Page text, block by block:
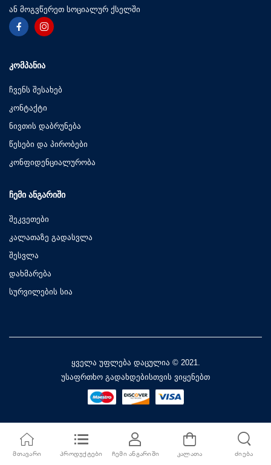
ან მოგვწერეთ სოციალურ ქსელში
ᲙᲝᲛᲞᲐᲜᲘᲐ
ჩვენს შესახებ
კონტაქტი
ნივთის დაბრუნება
წესები და პირობები
კონფიდენციალურობა
ᲩᲔᲛᲘ ᲐᲜᲒᲐᲠᲘᲨᲘ
შეკვეთები
კალათაზე გადასვლა
შესვლა
დახმარება
სურვილების სია
ყველა უფლება დაცულია © 2021.
უსაფრთხო გადახდებისთვის ვიყენებთ
ᲛᲗᲐᲕᲐᲠᲘ ᲞᲠᲝᲓᲣᲥᲢᲔᲑᲘ ᲩᲔᲛᲘ ᲐᲜᲒᲐᲠᲘᲨᲘ ᲙᲐᲚᲐᲗᲐ ᲫᲘᲔᲑᲐ